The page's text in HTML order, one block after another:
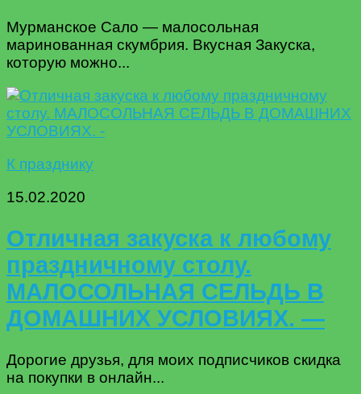
Мурманское Сало — малосольная
маринованная скумбрия. Вкусная Закуска,
которую можно...
К празднику
15.02.2020
Отличная закуска к любому
праздничному столу.
МАЛОСОЛЬНАЯ СЕЛЬДЬ В
ДОМАШНИХ УСЛОВИЯХ. —
Дорогие друзья, для моих подписчиков скидка
на покупки в онлайн...